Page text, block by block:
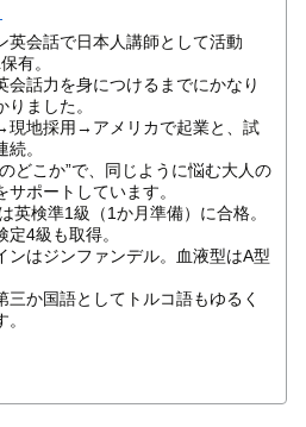
英会話で日本人講師として活動
有。
会話力を身につけるまでにかなり
りました。
現地採用→アメリカで起業と、試
。
どこか”で、同じように悩む大人の
サポートしています。
英検準1級（1か月準備）に合格。
定4級も取得。
ンはジンファンデル。血液型はA型
三か国語としてトルコ語もゆるく